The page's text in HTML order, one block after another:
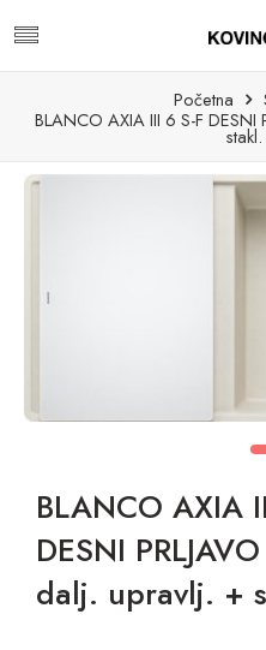
Početna
BLANCO AXIA III 6 S-F DESNI
BLANCO AXIA
DESNI
dalj. upravlj. +